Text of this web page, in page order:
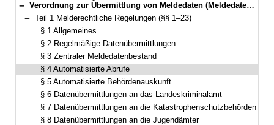
Bereich reduzieren
Verordnung zur Übermittlung von Meldedaten (Meldedatenverordnung – MeldDV) Vom 15. September 2015 (GVBl. S. 357) BayRS 210-3-2-I (§§ 1–27)
Bereich reduzieren
Teil 1 Melderechtliche Regelungen (§§ 1–23)
§ 1 Allgemeines
§ 2 Regelmäßige Datenübermittlungen
§ 3 Zentraler Meldedatenbestand
§ 4 Automatisierte Abrufe
§ 5 Automatisierte Behördenauskunft
§ 6 Datenübermittlungen an das Landeskriminalamt
§ 7 Datenübermittlungen an die Katastrophenschutzbehörden
§ 8 Datenübermittlungen an die Jugendämter